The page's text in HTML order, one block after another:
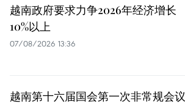
越南政府要求力争2026年经济增长
10%以上
07/08/2026 13:36
越南第十六届国会第一次非常规会议